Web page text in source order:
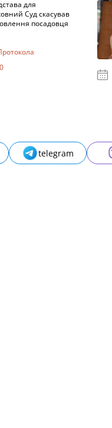
для
Суд скасував
посадовця
0
telegram